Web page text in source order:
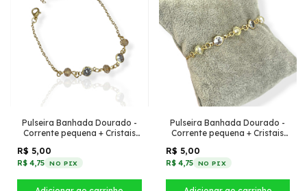
Pulseira Banhada Dourado -
Corrente pequena + Cristais
R$ 5,00
R$ 4,75 NO PIX
Pulseira Banhada Dourado -
Corrente pequena + Cristais
R$ 5,00
R$ 4,75 NO PIX